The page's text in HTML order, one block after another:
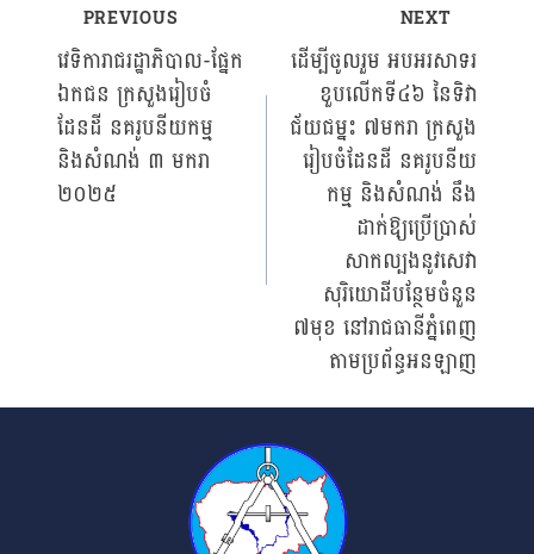
Post
navigation
PREVIOUS
វេទិការាជរដ្ឋាភិបាល-ផ្នែក
ឯកជន ក្រសួងរៀបចំ
ដែនដី នគរូបនីយកម្ម
និងសំណង់ ៣ មករា
២០២៥
NEXT
ដើម្បីចូលរួម អបអរសាទរ
ខួបលើកទី៤៦ នៃទិវា
ជ័យជម្នះ ៧មករា ក្រសួង
រៀបចំដែនដី នគរូបនីយ
កម្ម និងសំណង់ នឹង
ដាក់ឱ្យប្រើប្រាស់
សាកល្បងនូវសេវា
សុរិយោដីបន្ថែមចំនួន
៧មុខ នៅរាជធានីភ្នំពេញ
តាមប្រព័ន្ធអនឡាញ